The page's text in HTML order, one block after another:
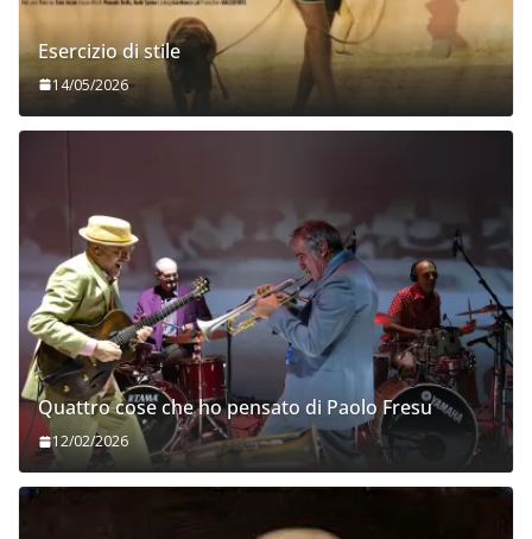
Esercizio di stile
14/05/2026
Quattro cose che ho pensato di Paolo Fresu
12/02/2026